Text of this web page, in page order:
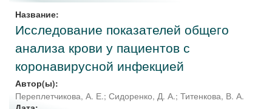
Название:
Исследование показателей общего
анализа крови у пациентов с
коронавирусной инфекцией
Автор(ы):
Переплетчикова, А. Е.; Сидоренко, Д. А.; Титенкова, В. А.